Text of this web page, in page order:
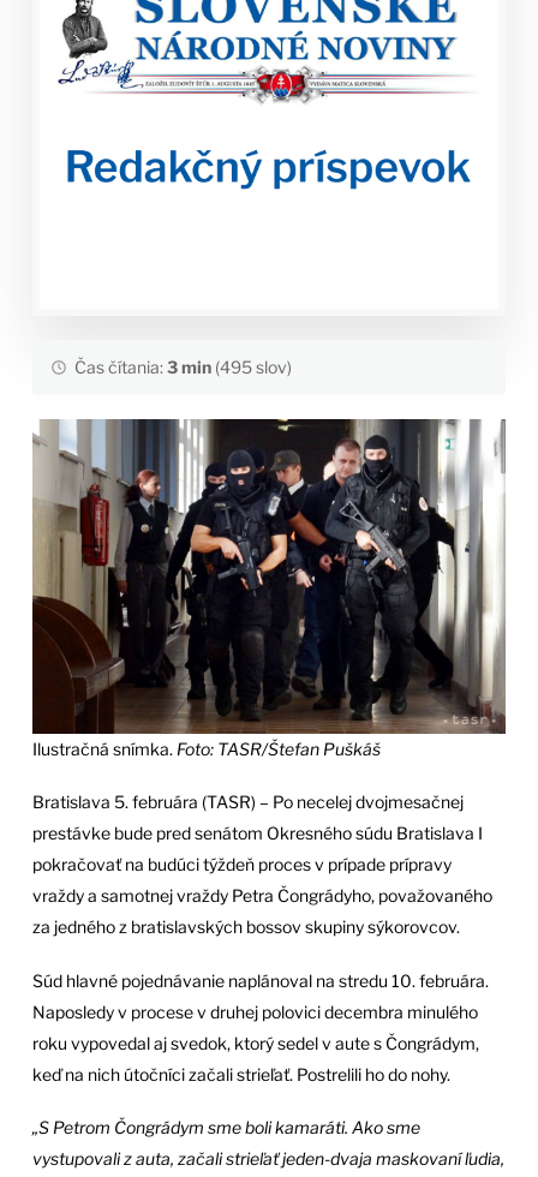
Čas čítania:3 min(495 slov)
Ilustračná snímka. Foto: TASR/Štefan Puškáš
Bratislava 5. februára (TASR) – Po necelej dvojmesačnej
prestávke bude pred senátom Okresného súdu Bratislava I
pokračovať na budúci týždeň proces v prípade prípravy
vraždy a samotnej vraždy Petra Čongrádyho, považovaného
za jedného z bratislavských bossov skupiny sýkorovcov.
Súd hlavné pojednávanie naplánoval na stredu 10. februára.
Naposledy v procese v druhej polovici decembra minulého
roku vypovedal aj svedok, ktorý sedel v aute s Čongrádym,
keď na nich útočníci začali strieľať. Postrelili ho do nohy.
„S Petrom Čongrádym sme boli kamaráti. Ako sme
vystupovali z auta, začali strieľať jeden-dvaja maskovaní ľudia,